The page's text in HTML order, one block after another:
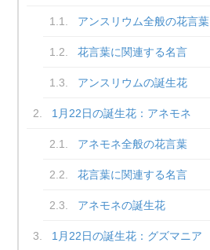
アンスリウム全般の花言葉
花言葉に関連する名言
アンスリウムの誕生花
1月22日の誕生花：アネモネ
アネモネ全般の花言葉
花言葉に関連する名言
アネモネの誕生花
1月22日の誕生花：グズマニア